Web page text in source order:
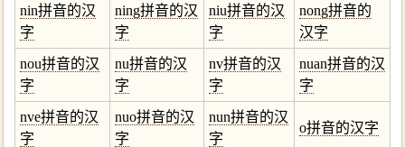
nin拼音的汉
字
ning拼音的汉
字
niu拼音的汉
字
nong拼音的
汉字
nou拼音的汉
字
nu拼音的汉
字
nv拼音的汉
字
nuan拼音的汉
字
nve拼音的汉
字
nuo拼音的汉
字
nun拼音的汉
字
o拼音的汉字